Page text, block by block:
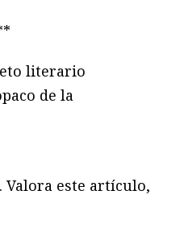
literario
de la
Valora este artículo,